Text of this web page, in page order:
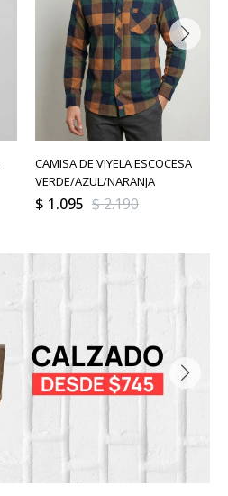
CAMISA DE VIYELA ESCOCESA
VERDE/AZUL/NARANJA
$ 1.095 $2.190